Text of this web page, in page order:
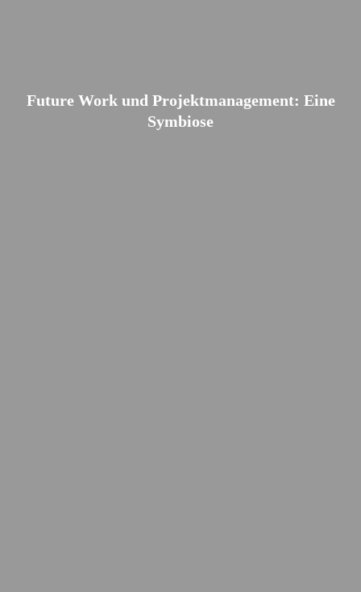
Future Work und Projektmanagement: Eine
Symbiose